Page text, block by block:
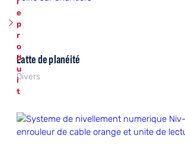
Latte de planéité
Divers
e
p
r
o
d
u
i
t